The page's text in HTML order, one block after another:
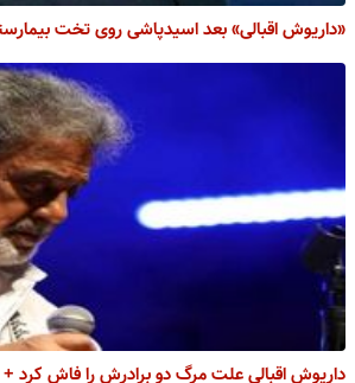
«داریوش اقبالی» بعد اسیدپاشی روی تخت
داریوش اقبالی علت مرگ دو برادرش را فاش کرد +